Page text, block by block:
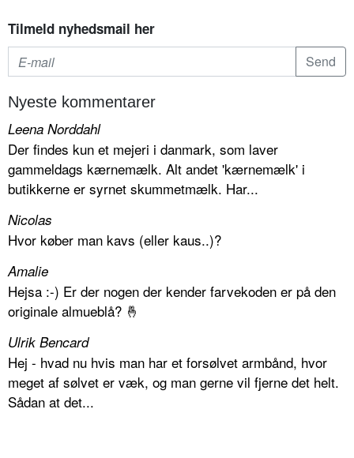
Tilmeld nyhedsmail her
Nyeste kommentarer
Leena Norddahl
Der findes kun et mejeri i danmark, som laver
gammeldags kærnemælk. Alt andet 'kærnemælk' i
butikkerne er syrnet skummetmælk. Har...
Nicolas
Hvor køber man kavs (eller kaus..)?
Amalie
Hejsa :-) Er der nogen der kender farvekoden er på den
originale almueblå? 🤞
Ulrik Bencard
Hej - hvad nu hvis man har et forsølvet armbånd, hvor
meget af sølvet er væk, og man gerne vil fjerne det helt.
Sådan at det...